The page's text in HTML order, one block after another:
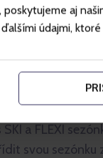
aj
údajmi,
a FLEXI
svou sezónku